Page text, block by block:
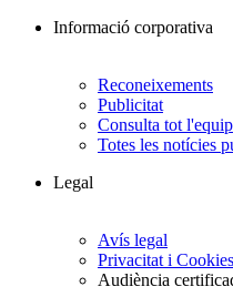
Informació corporativa
Reconeixements
Publicitat
Consulta tot l'equip
Totes les notícies
Legal
Avís legal
Privacitat i Cookies
Audiència